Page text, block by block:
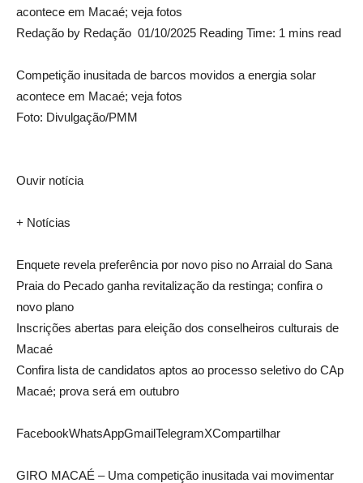
acontece em Macaé; veja fotos
Redação by Redação 01/10/2025 Reading Time: 1 mins read
Competição inusitada de barcos movidos a energia solar
acontece em Macaé; veja fotos
Foto: Divulgação/PMM
Ouvir notícia
+ Notícias
Enquete revela preferência por novo piso no Arraial do Sana
Praia do Pecado ganha revitalização da restinga; confira o
novo plano
Inscrições abertas para eleição dos conselheiros culturais de
Macaé
Confira lista de candidatos aptos ao processo seletivo do CAp
Macaé; prova será em outubro
FacebookWhatsAppGmailTelegramXCompartilhar
GIRO MACAÉ – Uma competição inusitada vai movimentar